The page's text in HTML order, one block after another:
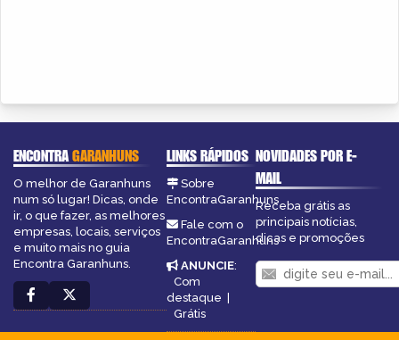
ENCONTRAGARANHUNS
O melhor de Garanhuns
num só lugar! Dicas, onde
ir, o que fazer, as melhores
empresas, locais, serviços
e muito mais no guia
Encontra Garanhuns.
LINKS RÁPIDOS
Sobre
EncontraGaranhuns
Fale com o
EncontraGaranhuns
ANUNCIE:
Com
destaque |
Grátis
NOVIDADES POR E-
MAIL
Receba grátis as
principais notícias,
dicas e promoções